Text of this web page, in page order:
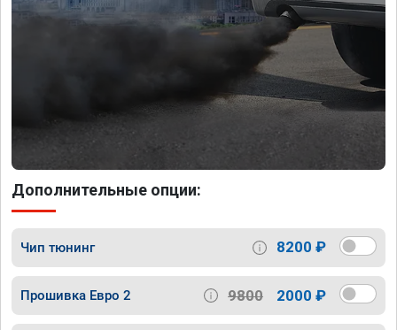
Дополнительные опции:
Чип тюнинг 8200 ₽
Прошивка Евро 2 9800 2000 ₽